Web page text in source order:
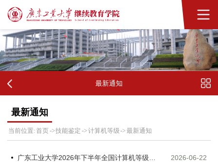
最新通知
最新通知
当前位置:首页->技能鉴定 ->计算机等级->最新通知
2026-06-22